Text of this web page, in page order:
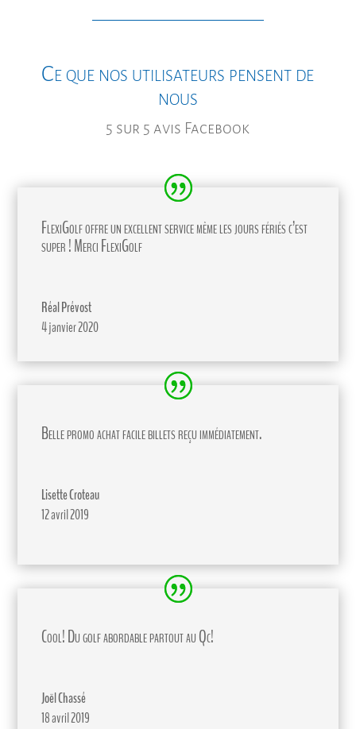
Ce que nos utilisateurs pensent de
nous
5 sur 5 avis Facebook
FlexiGolf offre un excellent service même les jours fériés c’est
super ! Merci FlexiGolf
Réal Prévost
4 janvier 2020
Belle promo achat facile billets reçu immédiatement.
Lisette Croteau
12 avril 2019
Cool! Du golf abordable partout au Qc!
Joël Chassé
18 avril 2019